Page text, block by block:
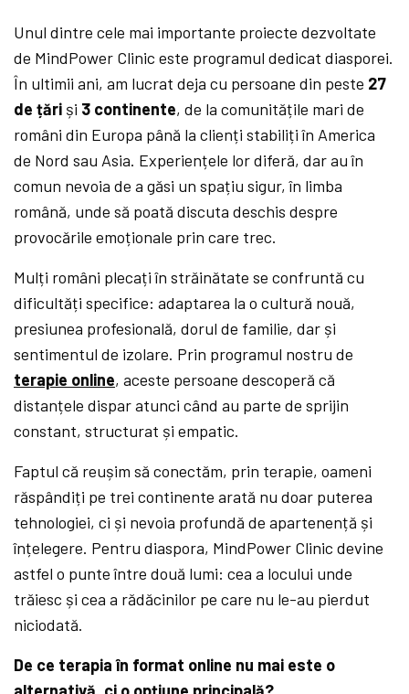
Unul dintre cele mai importante proiecte dezvoltate
de MindPower Clinic este programul dedicat diasporei.
În ultimii ani, am lucrat deja cu persoane din peste 27
de țări și 3 continente, de la comunitățile mari de
români din Europa până la clienți stabiliți în America
de Nord sau Asia. Experiențele lor diferă, dar au în
comun nevoia de a găsi un spațiu sigur, în limba
română, unde să poată discuta deschis despre
provocările emoționale prin care trec.
Mulți români plecați în străinătate se confruntă cu
dificultăți specifice: adaptarea la o cultură nouă,
presiunea profesională, dorul de familie, dar și
sentimentul de izolare. Prin programul nostru de
terapie online, aceste persoane descoperă că
distanțele dispar atunci când au parte de sprijin
constant, structurat și empatic.
Faptul că reușim să conectăm, prin terapie, oameni
răspândiți pe trei continente arată nu doar puterea
tehnologiei, ci și nevoia profundă de apartenență și
înțelegere. Pentru diaspora, MindPower Clinic devine
astfel o punte între două lumi: cea a locului unde
trăiesc și cea a rădăcinilor pe care nu le-au pierdut
niciodată.
De ce terapia în format online nu mai este o